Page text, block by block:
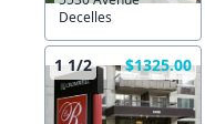
Decelles
1 1/2 $1325.00